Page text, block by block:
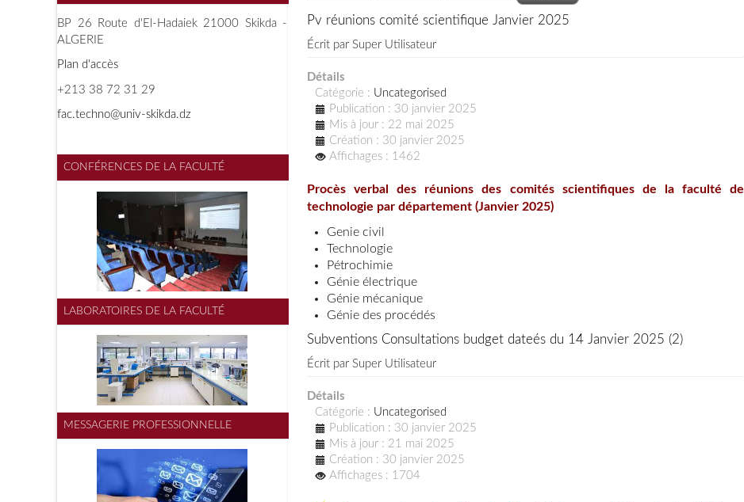
BP 26 Route d'El-Hadaiek 21000 Skikda -
ALGERIE
Plan d'accès
+213 38 72 31 29
fac.techno@univ-skikda.dz
CONFÉRENCES DE LA FACULTÉ
LABORATOIRES DE LA FACULTÉ
MESSAGERIE PROFESSIONNELLE
Pv réunions comité scientifique Janvier 2025
Écrit par Super Utilisateur
Détails
Catégorie : Uncategorised
Publication : 30 janvier 2025
Mis à jour : 22 mai 2025
Création : 30 janvier 2025
Affichages : 1462
Procès verbal des réunions des comités scientifiques de la faculté de
technologie par département (Janvier 2025)
Genie civil
Technologie
Pétrochimie
Génie électrique
Génie mécanique
Génie des procédés
Subventions Consultations budget dateés du 14 Janvier 2025 (2)
Écrit par Super Utilisateur
Détails
Catégorie : Uncategorised
Publication : 30 janvier 2025
Mis à jour : 21 mai 2025
Création : 30 janvier 2025
Affichages : 1704